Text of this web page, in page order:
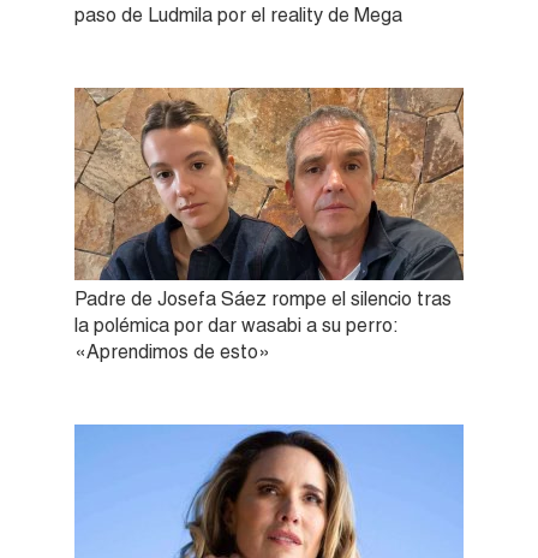
paso de Ludmila por el reality de Mega
Padre de Josefa Sáez rompe el silencio tras
la polémica por dar wasabi a su perro:
«Aprendimos de esto»